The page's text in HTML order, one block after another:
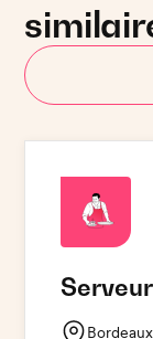
Serveur
Bordeaux